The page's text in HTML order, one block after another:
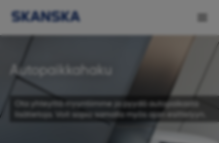
Autopaikkahaku
Ota yhteyttä myyntiimme ja pyydä autopaikasta
lisätietoja. Voit sopia samalla myös ajan esittelyyn.